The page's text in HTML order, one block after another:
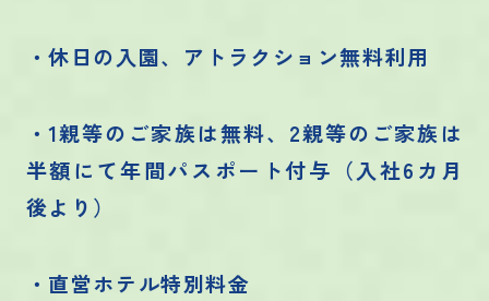
・休日の入園、アトラクション無料利用
・1親等のご家族は無料、2親等のご家族は
半額にて年間パスポート付与（入社6カ月
後より）
・直営ホテル特別料金